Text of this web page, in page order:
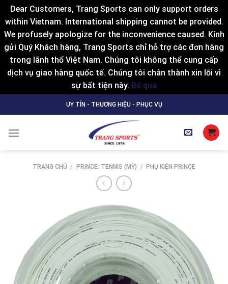
Dear Customers, Trang Sports can only support orders
within Vietnam. International shipping cannot be provided.
We profusely apologize for the inconvenience caused. Kính
gửi Quý Khách hàng, Trang Sports chỉ hỗ trợ các đơn hàng
trong lãnh thổ Việt Nam. Chúng tôi không thể cung cấp
dịch vụ giao hàng quốc tế. Chúng tôi chân thành xin lỗi vì
sự bất tiện này. Bỏ qua
to
UY TÍN - THƯƠNG HIỆU - PHỤC VỤ
TRANG CHỦ / PRINCE: TENNIS (MỸ) / PHỤ KIỆN PRINCE